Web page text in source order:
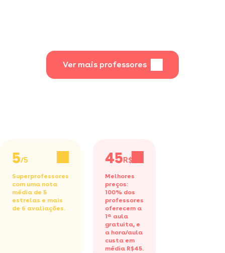
todos os níveis.
Ver mais professores
5/5
Superprofessores
com uma nota
média de 5
estrelas e mais
de 6 avaliações.
45R$/h
Melhores
preços:
100% dos
professores
oferecem a
1ª aula
gratuita, e
a hora/aula
custa em
média R$45.